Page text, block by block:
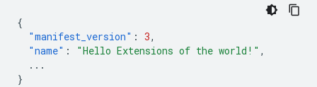
{
"manifest_version" : 3,
"name" : "Hello Extensions of the world!" ,
...
}